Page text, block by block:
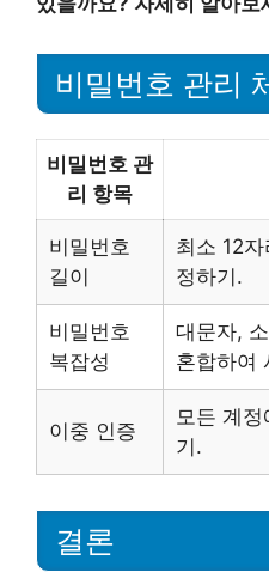
비밀번호 관리
비밀번호 관
리 항목
비밀번호
길이
최소 12
정하기.
비밀번호
복잡성
대문자,
혼합하여
이중 인증
모든 계
기.
결론